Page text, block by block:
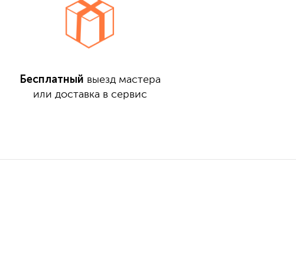
Бесплатный выезд мастера
или доставка в сервис